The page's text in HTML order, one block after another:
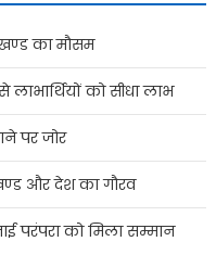
का मौसम
लाभार्थियों को सीधा लाभ
पर जोर
और देश का गौरव
परंपरा को मिला सम्मान